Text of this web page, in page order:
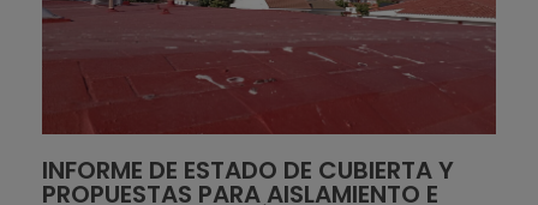
INFORME DE ESTADO DE CUBIERTA Y
PROPUESTAS PARA AISLAMIENTO E